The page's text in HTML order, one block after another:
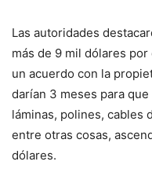
Las autoridades
más de 9 mil dólares
un acuerdo con la
darían 3 meses para
láminas, polines, cables
entre otras cosas,
dólares.